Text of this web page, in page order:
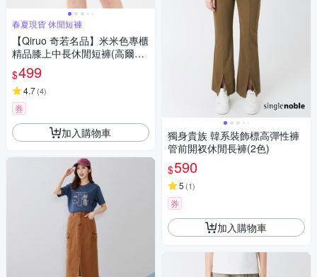
春夏現貨 休閒短褲
【Qiruo 奇若名品】米米色專櫃
精品膝上中長休閒短褲(高爾夫
球褲 休閒旅遊必備短褲1236C)
$499
4.7(4)
券
加入購物車
獨身貴族 韓系裝飾標高彈性褲
管前開衩休閒長褲(2色)
$590
5 (1)
券
加入購物車